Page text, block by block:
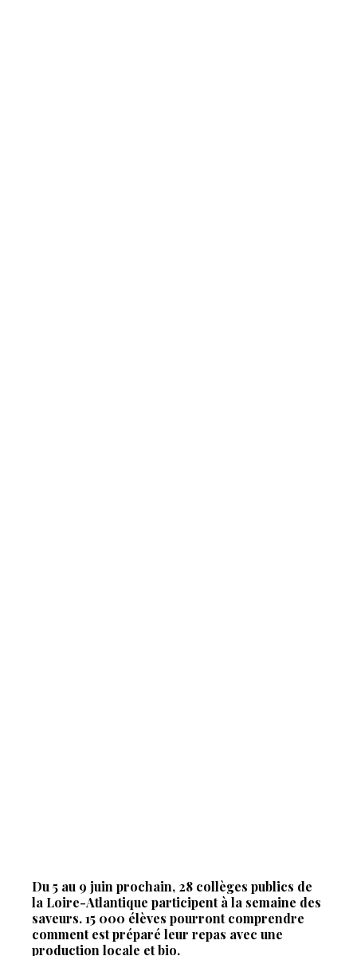
Du 5 au 9 juin prochain, 28 collèges publics de
la Loire-Atlantique participent à la semaine des
saveurs. 15 000 élèves pourront comprendre
comment est préparé leur repas avec une
production locale et bio.